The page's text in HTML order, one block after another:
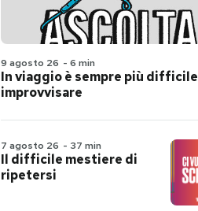
9 agosto 26 - 6 min
In viaggio è sempre più difficile
improvvisare
7 agosto 26 - 37 min
Il difficile mestiere di
ripetersi